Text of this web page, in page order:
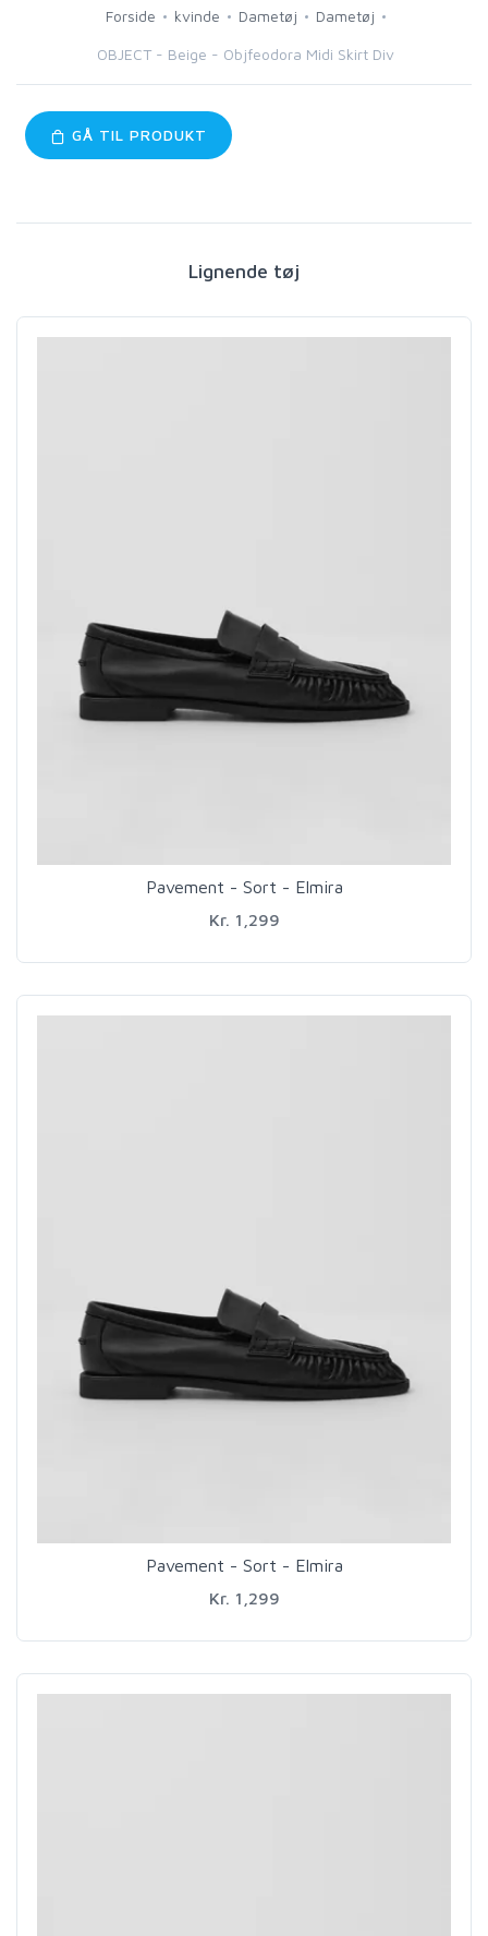
Forside kvinde Dametøj Dametøj
OBJECT - Beige - Objfeodora Midi Skirt Div
GÅ TIL PRODUKT
Lignende tøj
Pavement - Sort - Elmira
Kr. 1,299
Pavement - Sort - Elmira
Kr. 1,299